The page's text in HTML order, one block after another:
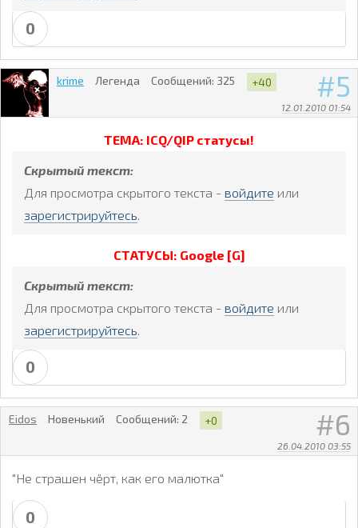
0
5
12.01.2010 01:54
krime Легенда Сообщений: 325 +40
ТЕМА: ICQ/QIP статусы!
Скрытый текст:
Для просмотра скрытого текста - войдите или
зарегистрируйтесь
СТАТУСЫ: Google [G]
Скрытый текст:
Для просмотра скрытого текста - войдите или
зарегистрируйтесь.
0
6
26.04.2010 03:55
Eidos Новенький Сообщений: 2 +0
"Не страшен чёрт, как его малютка"
0